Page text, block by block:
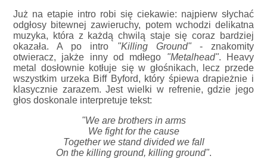
Już na etapie intro robi się ciekawie: najpierw słychać
odgłosy bitewnej zawieruchy, potem wchodzi delikatna
muzyka, która z każdą chwilą staje się coraz bardziej
okazała. A po intro "Killing Ground"- znakomity
otwieracz, jakże inny od mdłego "Metalhead". Heavy
metal dosłownie kotłuje się w głośnikach, lecz przede
wszystkim urzeka Biff Byford, który śpiewa drapieżnie i
klasycznie zarazem. Jest wielki w refrenie, gdzie jego
głos doskonale interpretuje tekst:
"We are brothers in arms
We fight for the cause
Together we stand divided we fall
On the killing ground, killing ground".